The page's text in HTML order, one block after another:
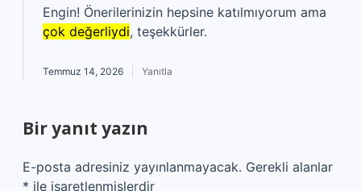
Engin! Önerilerinizin hepsine katılmıyorum ama
çok değerliydi, teşekkürler.
Temmuz 14, 2026 Yanıtla
Bir yanıt yazın
E-posta adresiniz yayınlanmayacak. Gerekli alanlar
* ile işaretlenmişlerdir